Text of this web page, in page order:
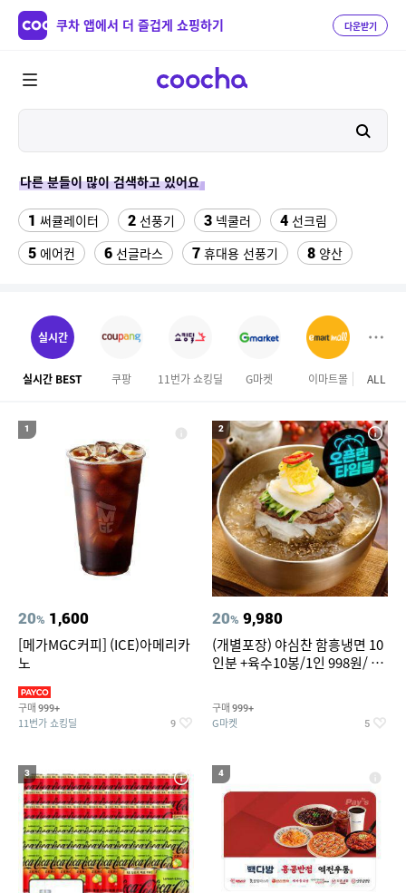
쿠차 앱에서 더 즐겁게 쇼핑하기 다운받기
다른 분들이 많이 검색하고 있어요
1 써큘레이터 2 선풍기 3 넥쿨러 4 선크림
5 에어컨 6 선글라스 7 휴대용 선풍기 8 양산
12 팔찌부자재
14 롯데월드 자유이용권 16 엄마옷
17 엘칸토 18 19 슬리퍼 ALL
실시간
실시간 BEST 쿠팡 11번가 쇼킹딜 G마켓 이마트몰
1
20% 1,600
[메가MGC커피] (ICE)아메리카
노
구매 999+
11번가 쇼킹딜 9
2
20% 9,980
(개별포장) 야심찬 함흥냉면 10
인분 +육수10봉/1인 998원/ 머
구매 999+
G마켓 5
3 4